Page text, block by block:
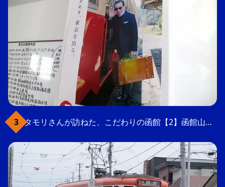
タモリさんが訪ねた、こだわりの函館【2】函館山の軍事要塞跡